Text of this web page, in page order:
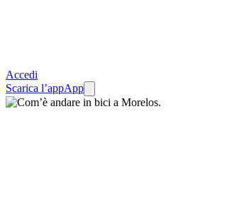
Accedi
Scarica l’appApp